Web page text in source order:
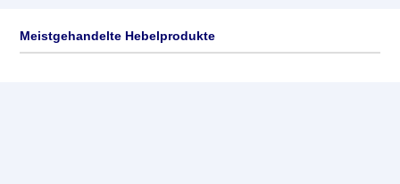
Meistgehandelte Hebelprodukte